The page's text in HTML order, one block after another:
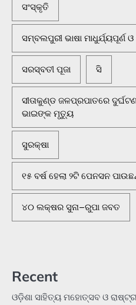
ସଂସ୍କୃତି
ସମ୍ବଲପୁରୀ ଭାଷା ମାଧୁର୍ଯ୍ୟପୂର୍ଣ
ସରସ୍ବତୀ ପୂଜା ସି
ସୀତାକୁଣ୍ଡ ଜଳପ୍ରପାତରେ
ଭାଇଙ୍କ ମୃତ୍ୟୁ
ସୁରକ୍ଷା
୧୫ ବର୍ଷ ହେଲା ୨ଟି ପେନସନ
୪୦ ଲକ୍ଷର ସୁନା–ରୁପା ଜବତ
Recent
ଓଡ଼ିଶା ସାହିତ୍ୟ ମହୋତ୍ସବ ଓ